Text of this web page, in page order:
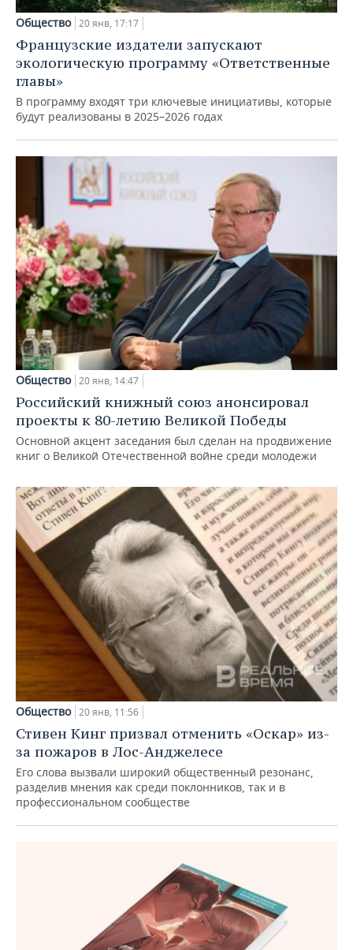
Общество 20 янв, 17:17
Французские издатели запускают
экологическую программу «Ответственные
главы»
В программу входят три ключевые инициативы, которые
будут реализованы в 2025–2026 годах
Общество 20 янв, 14:47
Российский книжный союз анонсировал
проекты к 80-летию Великой Победы
Основной акцент заседания был сделан на продвижение
книг о Великой Отечественной войне среди молодежи
Общество 20 янв, 11:56
Стивен Кинг призвал отменить «Оскар» из-
за пожаров в Лос-Анджелесе
Его слова вызвали широкий общественный резонанс,
разделив мнения как среди поклонников, так и в
профессиональном сообществе